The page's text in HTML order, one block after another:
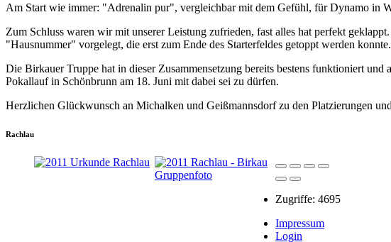
Am Start wie immer: "Adrenalin pur", vergleichbar mit dem Gefühl, für Dynamo in
Zum Schluss waren wir mit unserer Leistung zufrieden, fast alles hat perfekt
"Hausnummer" vorgelegt, die erst zum Ende des Starterfeldes getoppt werden konnte.
Die Birkauer Truppe hat in dieser Zusammensetzung bereits bestens funktioniert
Pokallauf in Schönbrunn am 18. Juni mit dabei sei zu dürfen.
Herzlichen Glückwunsch an Michalken und Geißmannsdorf zu den Platzierungen
Rachlau
Zugriffe: 4695
Impressum
Login